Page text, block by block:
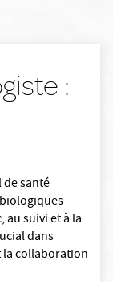
:
santé
suivi et à la
dans
collaboration